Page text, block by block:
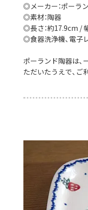
◎メーカー：ポーラ
◎素材：陶器
◎長さ：約17.9cm /
◎食器洗浄機、電子
ポーランド陶器は、
ただいたうえで、ご